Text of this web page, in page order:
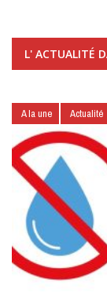
L' ACTUALITÉ
A la une Actualité